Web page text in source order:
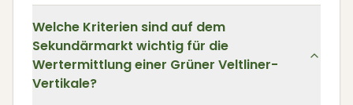
Welche Kriterien sind auf dem
Sekundärmarkt wichtig für die
Wertermittlung einer Grüner Veltliner-
Vertikale?